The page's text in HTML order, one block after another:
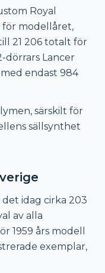
Royal
för modellåret,
21 206 totalt för
dörrars Lancer
endast 984
särskilt för
sällsynthet
idag cirka 203
av alla
1959 års modell
exemplar,